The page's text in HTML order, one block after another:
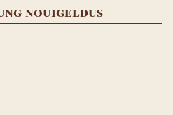
nouigeldus